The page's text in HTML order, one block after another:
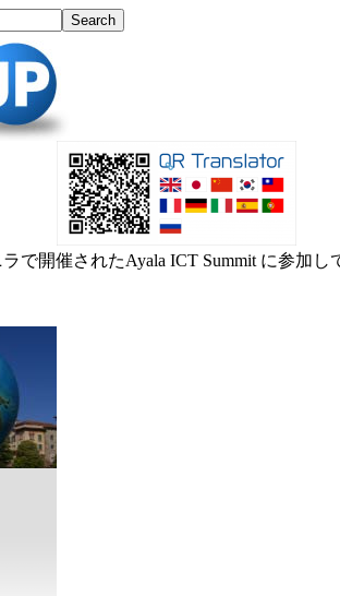
ラで開催されたAyala ICT Summit に参加し